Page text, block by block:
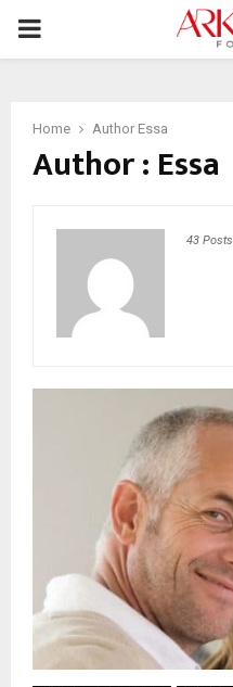
PRIMARY
Home Author Essa
Author : Essa
43 Posts